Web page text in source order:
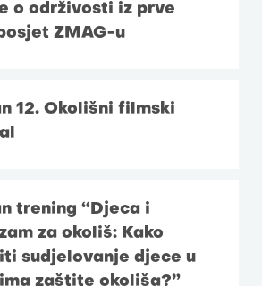
o održivosti iz prve
ZMAG-u
12. Okolišni filmski
trening “Djeca i
za okoliš: Kako
sudjelovanje djece u
zaštite okoliša?”